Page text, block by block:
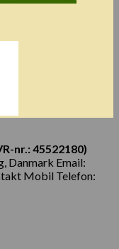
nr.: 45522180)
Danmark Email:
Mobil Telefon: